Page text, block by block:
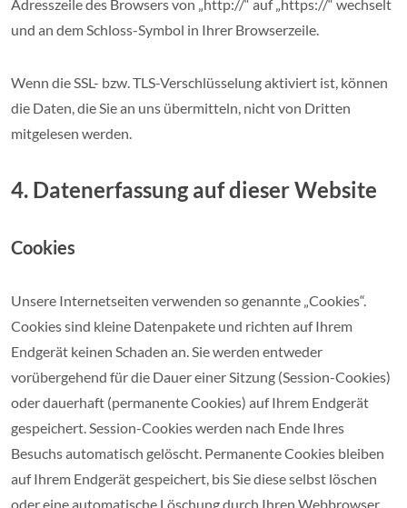
Adresszeile des Browsers von „http://“ auf „https://“ wechselt
und an dem Schloss-Symbol in Ihrer Browserzeile.
Wenn die SSL- bzw. TLS-Verschlüsselung aktiviert ist, können
die Daten, die Sie an uns übermitteln, nicht von Dritten
mitgelesen werden.
4. Datenerfassung auf dieser Website
Cookies
Unsere Internetseiten verwenden so genannte „Cookies“.
Cookies sind kleine Datenpakete und richten auf Ihrem
Endgerät keinen Schaden an. Sie werden entweder
vorübergehend für die Dauer einer Sitzung (Session-Cookies)
oder dauerhaft (permanente Cookies) auf Ihrem Endgerät
gespeichert. Session-Cookies werden nach Ende Ihres
Besuchs automatisch gelöscht. Permanente Cookies bleiben
auf Ihrem Endgerät gespeichert, bis Sie diese selbst löschen
oder eine automatische Löschung durch Ihren Webbrowser